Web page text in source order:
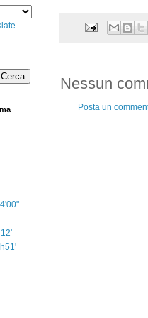
Nessun
Posta un